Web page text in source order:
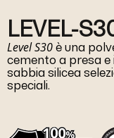
LEVEL-
Level S30 è una
cemento a presa
sabbia silicea
speciali.